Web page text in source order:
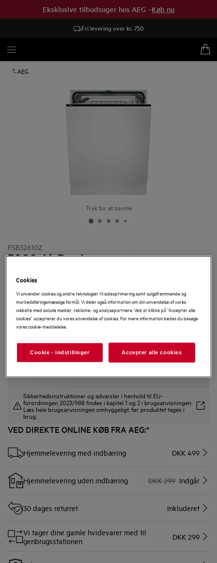
Eksklusive tilbudsuger hos AEG –Køb nu
Fri levering over kr. 750
AEG
Tryk for at zoome
FSB32610Z
5000 AirDry Integreret
4.4 (44)
Download Produktdatablad
Sikkerhedsinstruktioner og advarsler i henhold til EU-
forordningen 2023/988 findes i kapitel 1 og 2 i brugsanvisningen.
Læs hele brugsanvisningen omhyggeligt, før produktet tages i
brug.
VED DIREKTE ONLINE KØB FRA AEG:*
Hjemmelevering med indbæring DKK 499
Hjemmelevering uden indbæring DKK 299 Indgår
30 dages returret Inkluderet
Vi tager dine gamle hvidevarer med til
genbrugsstationen
DKK 299
Cookies
Vi anvender cookies og andre teknologier til sideoptimering samt salgsfremmende og
markedsføringsmæssige formål. Vi deler også information om din anvendelse af vores
website med sociale medier, reklame- og analysepartnere. Ved at klikke på “Accepter alle
cookies” accepterer du vores anvendelse af cookies. For mere information bedes du besøge
vores cookie-meddelelse.
Cookie - indstillinger Accepter alle cookies